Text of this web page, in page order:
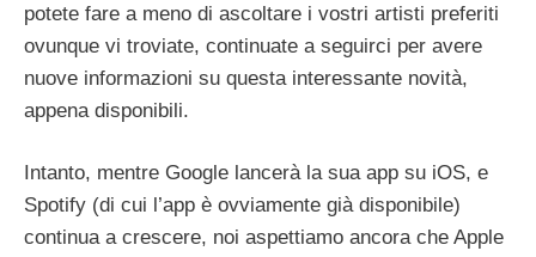
potete fare a meno di ascoltare i vostri artisti preferiti
ovunque vi troviate, continuate a seguirci per avere
nuove informazioni su questa interessante novità,
appena disponibili.
Intanto, mentre Google lancerà la sua app su iOS, e
Spotify (di cui l’app è ovviamente già disponibile)
continua a crescere, noi aspettiamo ancora che Apple